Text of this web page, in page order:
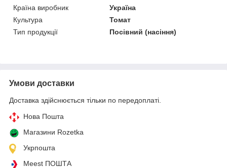
Країна виробник
Україна
Культура
Томат
Тип продукції
Посівний (насіння)
Умови доставки
Доставка здійснюється тільки по передоплаті.
Нова Пошта
Магазини Rozetka
Укрпошта
Meest ПОШТА